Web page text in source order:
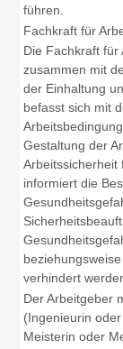
führen.
Fachkraft für
Die Fachkraft für
zusammen mit
der Einhaltung
befasst sich mit
Gestaltung der
Arbeitssicherheit
informiert die
verhindert
Der Arbeitgeber
(Ingenieurin
Meisterin oder